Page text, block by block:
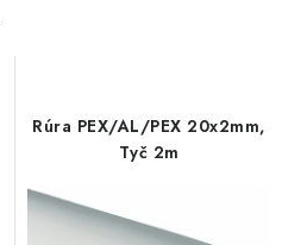
Rúra PEX/AL/PEX 20x2mm,
Tyč 2m